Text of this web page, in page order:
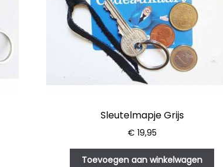
Sleutelmapje Grijs
€ 19,95
Toevoegen aan winkelwagen